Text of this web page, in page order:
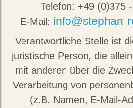
Telefon: +49 (0)375
E-Mail: info@stephan-
Verantwortliche Stelle ist
juristische Person, die
mit anderen über die
Verarbeitung von
(z.B. Namen, E-Mail-